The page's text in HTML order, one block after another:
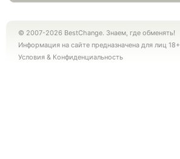
© 2007-2026 BestChange. Знаем, где обменять!
Информация на сайте предназначена для лиц 18+
Условия & Конфиденциальность